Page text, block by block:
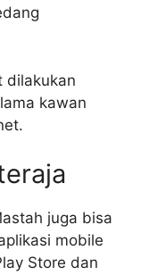
dilakukan
kawan
juga bisa
mobile
Store dan